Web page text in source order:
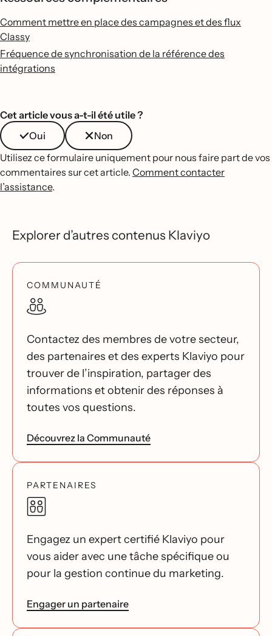
Comment mettre en place des campagnes et des flux
Classy
Fréquence de synchronisation de la référence des
intégrations
Cet article vous a-t-il été utile ?
Oui
Non
Utilisez ce formulaire uniquement pour nous faire part de vos
commentaires sur cet article. Comment contacter
l’assistance.
Explorer d’autres contenus Klaviyo
COMMUNAUTÉ
Contactez des membres de votre secteur,
des partenaires et des experts Klaviyo pour
trouver de l’inspiration, partager des
informations et obtenir des réponses à
toutes vos questions.
Découvrez la Communauté
PARTENAIRES
Engagez un expert certifié Klaviyo pour
vous aider avec une tâche spécifique ou
pour la gestion continue du marketing.
Engager un partenaire